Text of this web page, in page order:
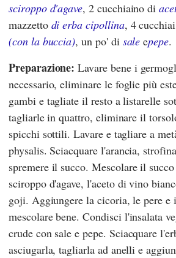
sciroppo d'agave, 2 cucchiaino di
mazzetto di erba cipollina, 4
(con la buccia), un po' di sale epepe.
Preparazione: Lavare bene i
necessario, eliminare le foglie più
gambi e tagliate il resto a listarelle
tagliarle in quattro, eliminare il
spicchi sottili. Lavare e tagliare a
physalis. Sciacquare l'arancia,
spremere il succo. Mescolare il
sciroppo d'agave, l'aceto di vino
goji. Aggiungere la cicoria, le pere e
mescolare bene. Condisci l'insalata
crude con sale e pepe. Sciacquare
asciugarla, tagliarla ad anelli e